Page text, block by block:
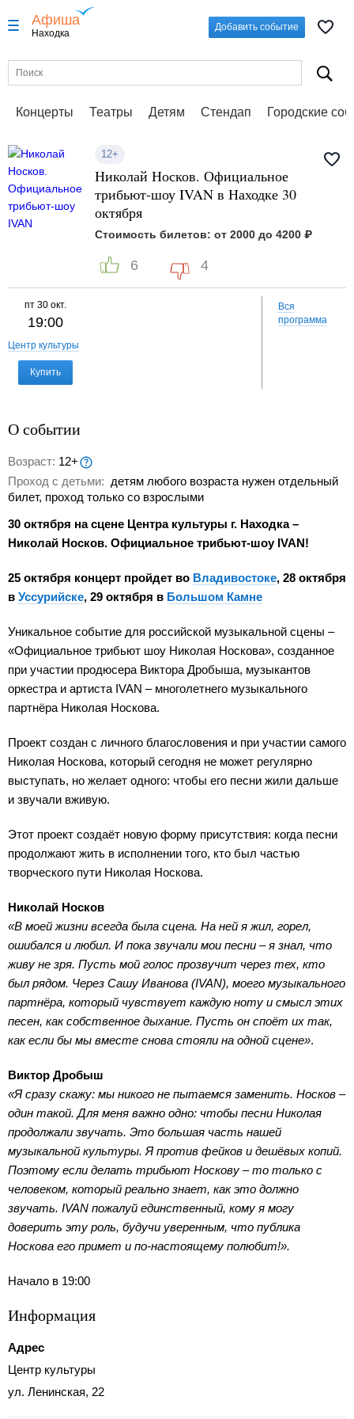
Афиша
Находка
Добавить событие
Концерты Театры Детям Стендап Городские
12+
Николай Носков. Официальное
трибьют-шоу IVAN в Находке 30
октября
Стоимость билетов: от 2000 до 4200 ₽
6 4
пт 30 окт.
19:00
Центр культуры
Купить
Вся
программа
О событии
Возраст: 12+
Проход с детьми: детям любого возраста нужен отдельный
билет, проход только со взрослыми
30 октября на сцене Центра культуры г. Находка –
Николай Носков. Официальное трибьют-шоу IVAN!
25 октября концерт пройдет во Владивостоке, 28 октября
в Уссурийске, 29 октября в Большом Камне
Уникальное событие для российской музыкальной сцены –
«Официальное трибьют шоу Николая Носкова», созданное
при участии продюсера Виктора Дробыша, музыкантов
оркестра и артиста IVAN – многолетнего музыкального
партнёра Николая Носкова.
Проект создан с личного благословения и при участии самого
Николая Носкова, который сегодня не может регулярно
выступать, но желает одного: чтобы его песни жили дальше
и звучали вживую.
Этот проект создаёт новую форму присутствия: когда песни
продолжают жить в исполнении того, кто был частью
творческого пути Николая Носкова.
Николай Носков
«В моей жизни всегда была сцена. На ней я жил, горел,
ошибался и любил. И пока звучали мои песни – я знал, что
живу не зря. Пусть мой голос прозвучит через тех, кто
был рядом. Через Сашу Иванова (IVAN), моего музыкального
партнёра, который чувствует каждую ноту и смысл этих
песен, как собственное дыхание. Пусть он споёт их так,
как если бы мы вместе снова стояли на одной сцене».
Виктор Дробыш
«Я сразу скажу: мы никого не пытаемся заменить. Носков –
один такой. Для меня важно одно: чтобы песни Николая
продолжали звучать. Это большая часть нашей
музыкальной культуры. Я против фейков и дешёвых копий.
Поэтому если делать трибьют Носкову – то только с
человеком, который реально знает, как это должно
звучать. IVAN пожалуй единственный, кому я могу
доверить эту роль, будучи уверенным, что публика
Носкова его примет и по-настоящему полюбит!».
Начало в 19:00
Информация
Адрес
Центр культуры
ул. Ленинская, 22